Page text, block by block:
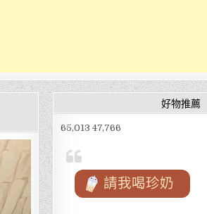
好物推薦
65,013 47,766
請我喝珍奶